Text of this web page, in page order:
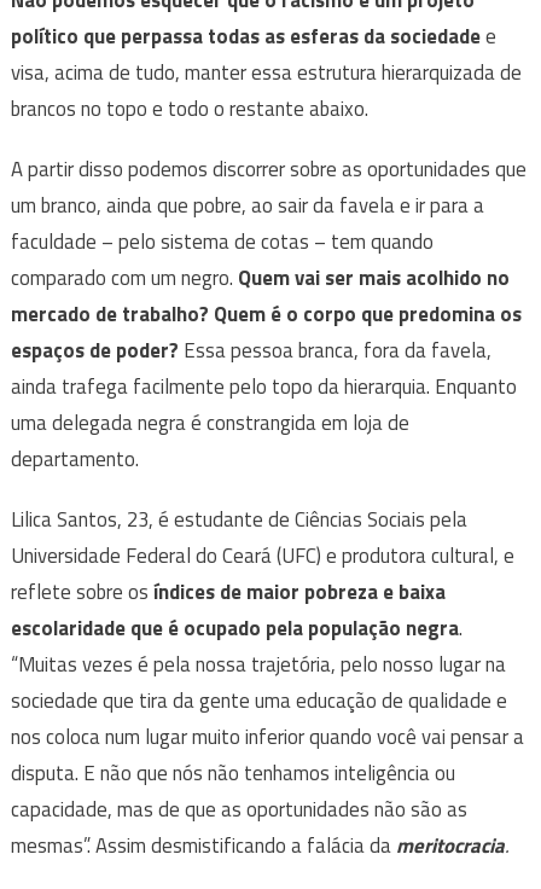
político que perpassa todas as esferas da sociedadee
visa, acima de tudo, manter essa estrutura hierarquizada de
brancos no topo e todo o restante abaixo.
A partir disso podemos discorrer sobre as oportunidades que
um branco, ainda que pobre, ao sair da favela e ir para a
faculdade – pelo sistema de cotas – tem quando
comparado com um negro. Quem vai ser mais acolhido no
mercado de trabalho? Quem é o corpo que predomina os
espaços de poder? Essa pessoa branca, fora da favela,
ainda trafega facilmente pelo topo da hierarquia. Enquanto
uma delegada negra é constrangida em loja de
departamento.
Lilica Santos, 23, é estudante de Ciências Sociais pela
Universidade Federal do Ceará (UFC) e produtora cultural, e
reflete sobre osíndices de maior pobreza e baixa
escolaridade que é ocupado pela população negra.
“Muitas vezes é pela nossa trajetória, pelo nosso lugar na
sociedade que tira da gente uma educação de qualidade e
nos coloca num lugar muito inferior quando você vai pensar a
disputa. E não que nós não tenhamos inteligência ou
capacidade, mas de que as oportunidades não são as
mesmas”. Assim desmistificando a falácia dameritocracia.